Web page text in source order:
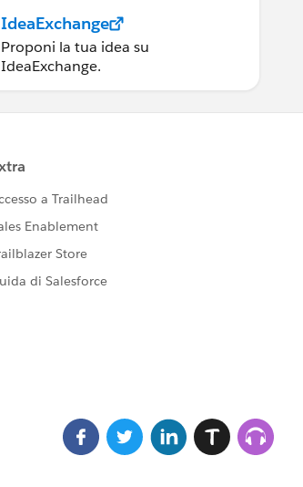
IdeaExchange
Proponi la tua idea su
IdeaExchange.